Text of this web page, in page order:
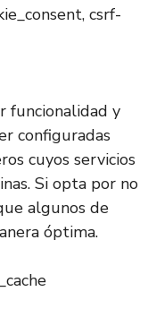
csrf-
funcionalidad y
configuradas
cuyos servicios
Si opta por no
algunos de
óptima.